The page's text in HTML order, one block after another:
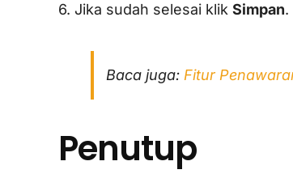
6. Jika sudah selesai klik Simpan.
Baca juga: Fitur
Penutup